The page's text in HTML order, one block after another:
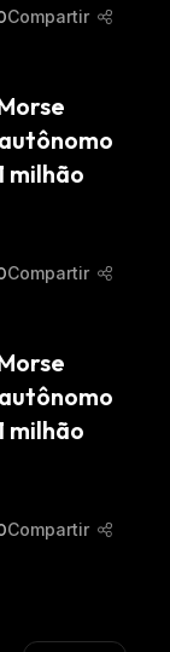
Compartir
milhão
Compartir
milhão
Compartir